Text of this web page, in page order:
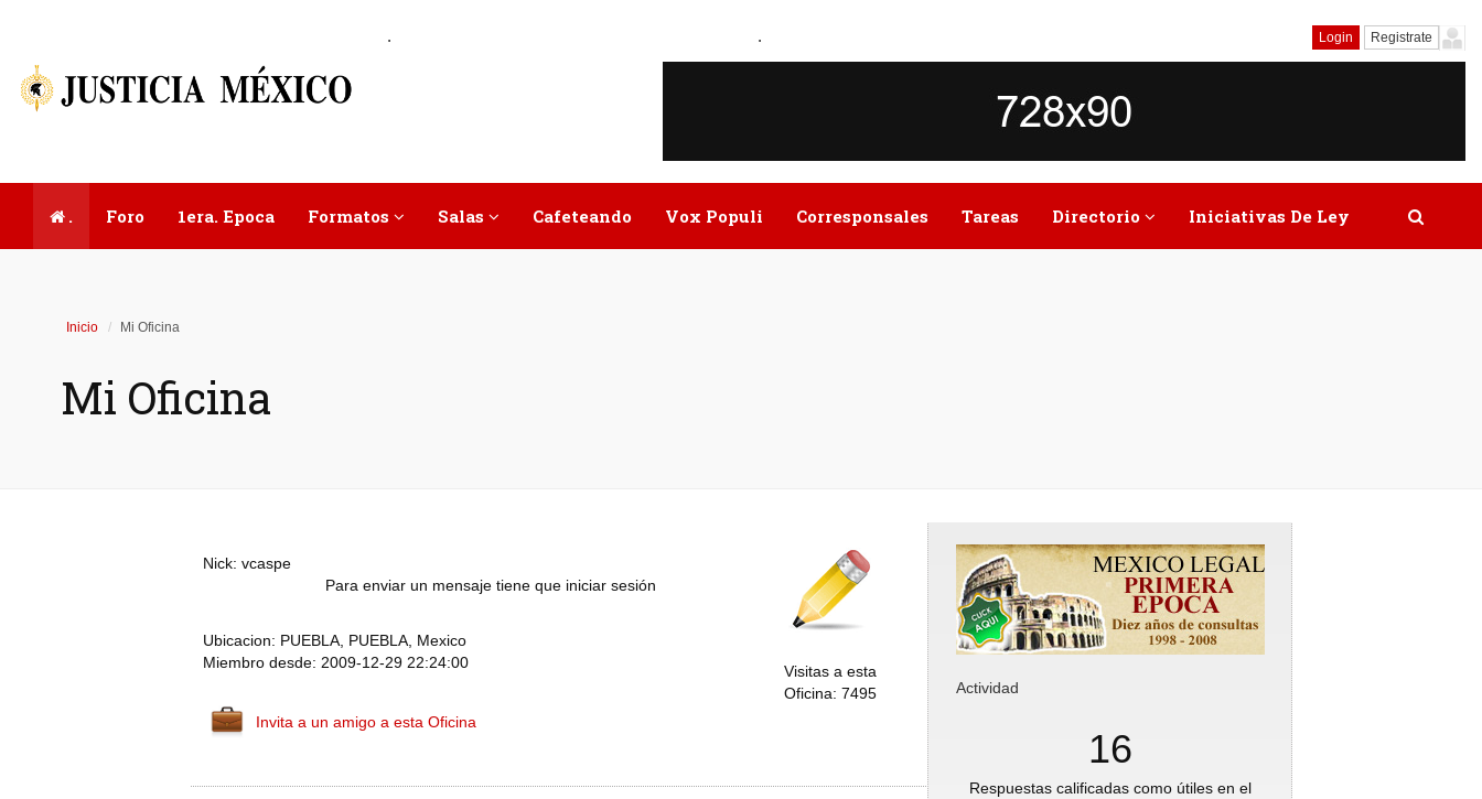
. . Login Registrate
. Foro 1era. Epoca Formatos Salas Cafeteando Vox Populi Corresponsales Tareas Directorio Iniciativas De Ley
Inicio Mi Oficina
Mi Oficina
Nick: vcaspe
Para enviar un mensaje tiene que iniciar sesión
Ubicacion: PUEBLA, PUEBLA, Mexico
Miembro desde: 2009-12-29 22:24:00
Visitas a esta
Oficina: 7495
Invita a un amigo a esta Oficina
Actividad
16
Respuestas calificadas como útiles en el